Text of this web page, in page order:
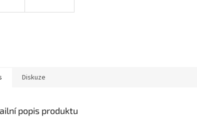
Diskuze
popis produktu